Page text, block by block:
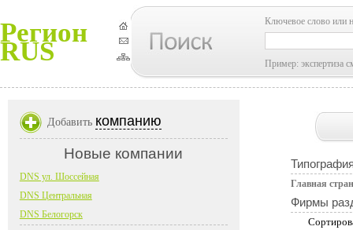
Регион
RUS
Ключевое слово или
Пример: экспертиза
Главная
Фирмы
Добавить компанию
Новые компании
DNS ул. Шоссейная
DNS Центральная
DNS Белогорск